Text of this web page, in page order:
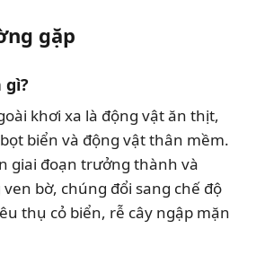
gặp
khơi xa là động vật ăn thịt,
biển và động vật thân mềm.
giai đoạn trưởng thành và
bờ, chúng đổi sang chế độ
thụ cỏ biển, rễ cây ngập mặn